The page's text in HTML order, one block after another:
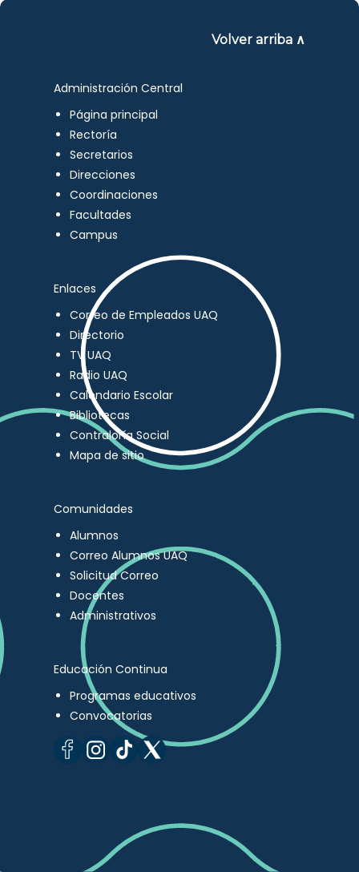
Volver arriba ∧
Administración Central
Página principal
Rectoría
Secretarios
Direcciones
Coordinaciones
Facultades
Campus
Enlaces
Correo de Empleados UAQ
Directorio
TV UAQ
Radio UAQ
Calendario Escolar
Bibliotecas
Contraloría Social
Mapa de sitio
Comunidades
Alumnos
Correo Alumnos UAQ
Solicitud Correo
Docentes
Administrativos
Educación Continua
Programas educativos
Convocatorias